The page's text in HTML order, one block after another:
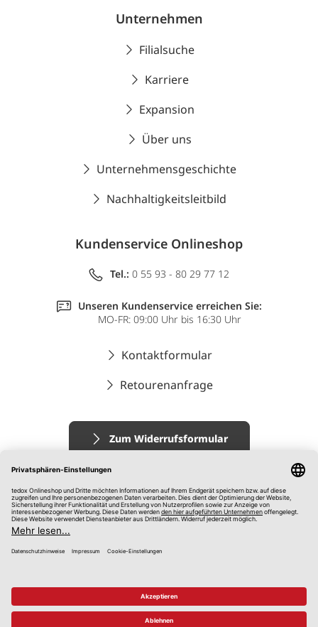
Unternehmen
Filialsuche
Karriere
Expansion
Über uns
Unternehmensgeschichte
Nachhaltigkeitsleitbild
Kundenservice Onlineshop
Tel.: 0 55 93 - 80 29 77 12
Unseren Kundenservice erreichen Sie:
MO-FR: 09:00 Uhr bis 16:30 Uhr
Kontaktformular
Retourenanfrage
Zum Widerrufsformular
© 2026 tedox KG
Impressum
AGB
Datenschutz
Hinweisgebersystem